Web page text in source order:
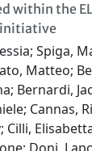
within the
Spiga,
Matteo;
Bernardi,
Cannas,
Cilli,